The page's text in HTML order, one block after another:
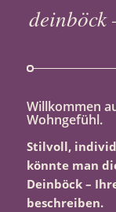
Willkommen
Wohngefühl.
Stilvoll,
könnte man
Deinböck –
beschreiben.